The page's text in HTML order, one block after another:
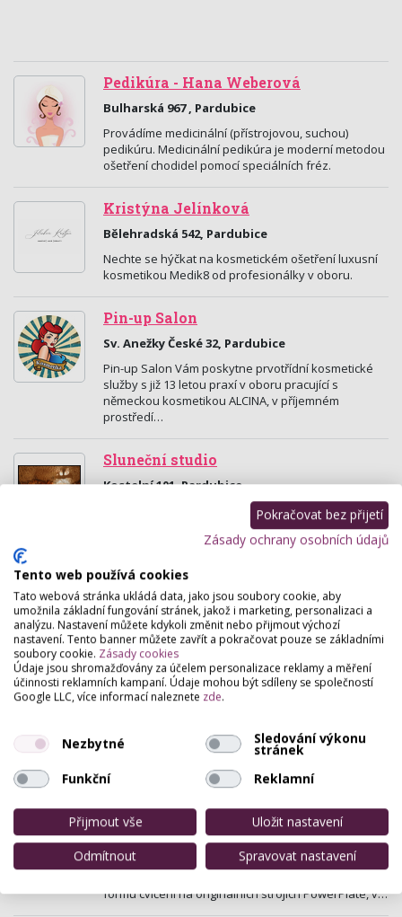
Pedikúra - Hana Weberová
Bulharská 967 , Pardubice
Provádíme medicinální (přístrojovou, suchou)
pedikúru. Medicinální pedikúra je moderní metodou
ošetření chodidel pomocí speciálních fréz.
Kristýna Jelínková
Bělehradská 542, Pardubice
Nechte se hýčkat na kosmetickém ošetření luxusní
kosmetikou Medik8 od profesionálky v oboru.
Pin-up Salon
Sv. Anežky České 32, Pardubice
Pin-up Salon Vám poskytne prvotřídní kosmetické
služby s již 13 letou praxí v oboru pracující s
německou kosmetikou ALCINA, v příjemném
prostředí…
Sluneční studio
Kostelní 101, Pardubice
HUBNUTÍ....BODYSTYLING,LYMFODRENÁŽE,SOLNÁ
JESKYNĚ,SKOŘICOVÉ ZÁBALY,SAUNA INFRA OBLEK
Masáže Primulka
Bělobranské náměstí 140 , Pardubice
Masáže klasické, relaxační, lymfatická, čokoládová,
indická, Breussova, reflexní, medová, reiki, Dornova
metoda.
S. K. Neumanna 1220, Pardubice
Hany bany Pardubice
Štrossova 172 , Pardubice
V "domácím" prostředí čistě dámského fitness
formu cvičení na originálních strojích PowerPlate, v…
Pokračovat bez přijetí
Zásady ochrany osobních údajů
Tento web používá cookies
Tato webová stránka ukládá data, jako jsou soubory cookie, aby
umožnila základní fungování stránek, jakož i marketing, personalizaci a
analýzu. Nastavení můžete kdykoli změnit nebo přijmout výchozí
nastavení. Tento banner můžete zavřít a pokračovat pouze se základními
soubory cookie. Zásady cookies
Údaje jsou shromažďovány za účelem personalizace reklamy a měření
účinnosti reklamních kampaní. Údaje mohou být sdíleny se společností
Google LLC, více informací naleznete zde.
Nezbytné Sledování výkonu
stránek
Funkční
Reklamní
Přijmout vše
Uložit nastavení
Odmítnout
Spravovat nastavení